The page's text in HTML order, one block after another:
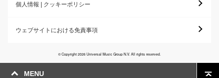
MENU
個人情報 | クッキーポリシー
ウェブサイトにおける免責事項
© Copyright 2026 Universal Music Group N.V. All rights reserved.